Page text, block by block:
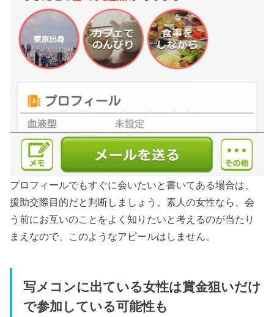
プロフィールでもすぐに会いたいと書いてある場合は、
援助交際目的だと判断しましょう。素人の女性なら、会
う前にお互いのことをよく知りたいと考えるのが当たり
まえなので、このようなアピールはしません。
写メコンに出ている女性は賞金狙いだけ
で参加している可能性も